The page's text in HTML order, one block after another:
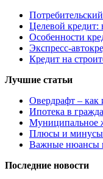
Целевой
Особенности
Экспресс-
Кредит на
Лучшие статьи
Овердрафт – как
Ипотека в
Муниципальное
Плюсы и минусы
Важные нюансы
Последние новости